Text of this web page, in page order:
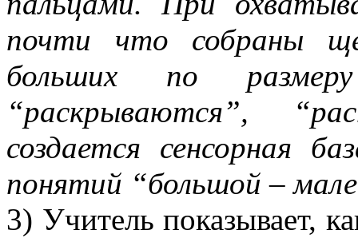
почти что собраны
больших по
“раскрываются”,
создается сенсорная
понятий “большой –
3) Учитель показывает,